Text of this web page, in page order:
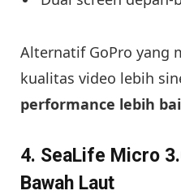
Alternatif GoPro yang
kualitas video lebih
performance lebih
4. SeaLife Micro
Bawah Laut